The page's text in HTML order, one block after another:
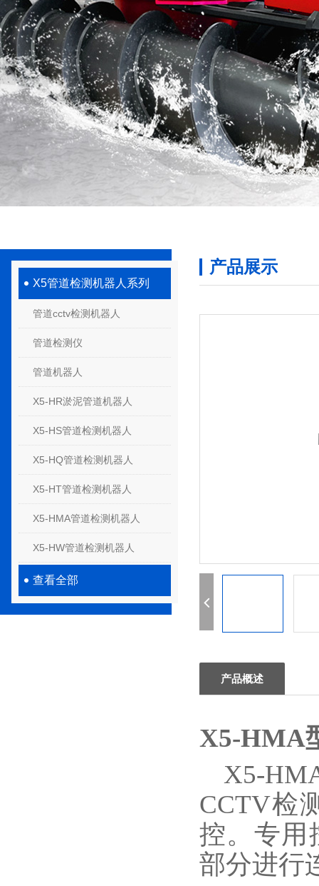
X5管道检测机器人系列
管道cctv检测机器人
管道检测仪
管道机器人
X5-HR淤泥管道机器人
X5-HS管道检测机器人
X5-HQ管道检测机器人
X5-HT管道检测机器人
X5-HMA管道检测机器人
X5-HW管道检测机器人
查看全部
产品展示
产品概述
X5-HMA
X5-
CCTV检
控。专用
部分进行